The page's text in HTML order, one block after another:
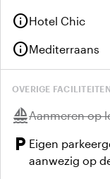
infoHotel Chic
infoMediterraans
OVERIGE FACILITEITEN
sailingNiet
Aanmeren op
local_parking Eigen
aanwezig op